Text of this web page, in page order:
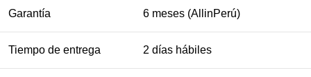
Garantía 6 meses (AllinPerú)
Tiempo de entrega 2 días hábiles